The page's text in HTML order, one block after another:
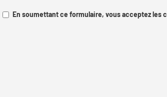
En soumettant ce formulaire, vous acceptez les